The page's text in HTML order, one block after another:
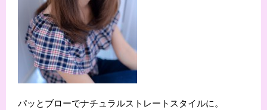
パッとブローでナチュラルストレートスタイルに。